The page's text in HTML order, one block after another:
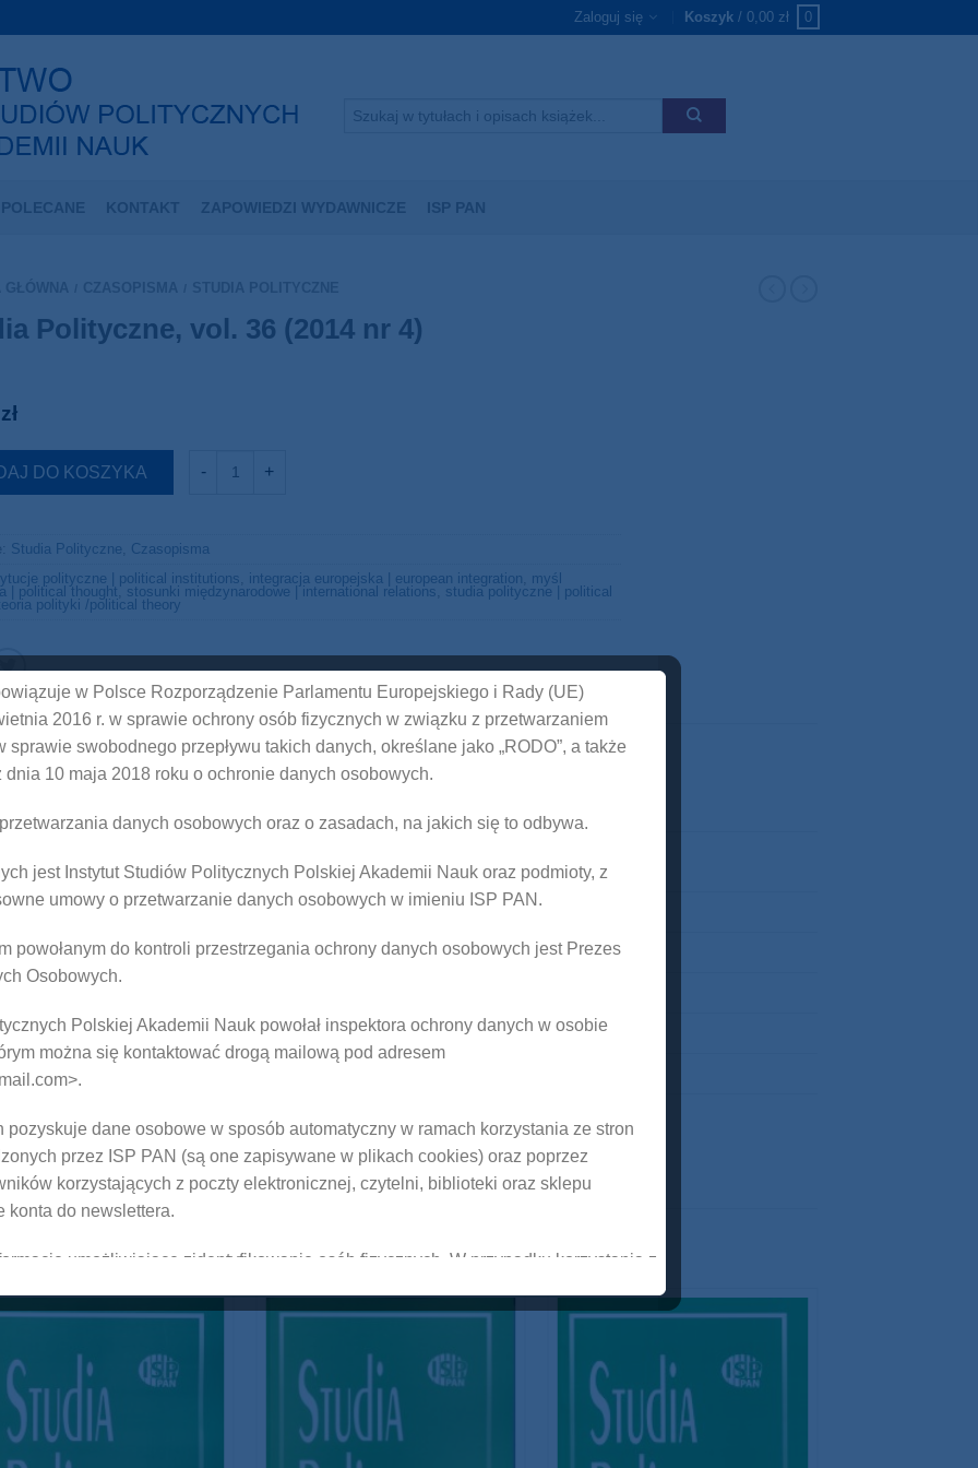
Zaloguj się Koszyk / 0,00 zł 0
POLECANE KONTAKT ZAPOWIEDZI WYDAWNICZE ISP PAN
Polityczne, vol. 36 (2014 nr 4)
zł
DO KOSZYKA
Studia Polityczne
Czasopisma
polityczne | political institutions integracja europejska | european integration
myśl
| political thought, stosunki międzynarodowe | international relations
studia polityczne | political
polityki /political theory
PRENUMERATA
w Polsce Rozporządzenie Parlamentu Europejskiego i Rady (UE)
2016 r. w sprawie ochrony osób fizycznych w związku z przetwarzaniem
sprawie swobodnego przepływu takich danych, określane jako „RODO”, a także
10 maja 2018 roku o ochronie danych osobowych.
danych osobowych oraz o zasadach, na jakich się to odbywa.
jest Instytut Studiów Politycznych Polskiej Akademii Nauk oraz podmioty, z
umowy o przetwarzanie danych osobowych w imieniu ISP PAN.
powołanym do kontroli przestrzegania ochrony danych osobowych jest Prezes
Osobowych.
Polskiej Akademii Nauk powołał inspektora ochrony danych w osobie
można się kontaktować drogą mailową pod adresem
pozyskuje dane osobowe w sposób automatyczny w ramach korzystania ze stron
przez ISP PAN (są one zapisywane w plikach cookies) oraz poprzez
korzystających z poczty elektronicznej, czytelni, biblioteki oraz sklepu
konta do newslettera.
umożliwiające zidentyfikowanie osób fizycznych. W przypadku korzystania z
adres IP, numer telefonu, czy numer konta bankowego.
przez nas danych osobowych jest niezbędne do korzystania z prowadzonych
oraz usług, w szczególności do zawierania umów sprzedaży w prowadzonym